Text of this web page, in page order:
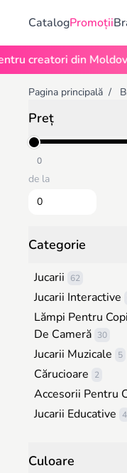
CatalogPromoții
din Moldova •
Pagina principală /
Preț
0
de la
Categorie
Jucarii 62
Jucarii Interactive
Lămpi Pentru
De Cameră 30
Jucarii Muzicale 5
Cărucioare 2
Accesorii Pentru
Jucarii Educative 4
Culoare